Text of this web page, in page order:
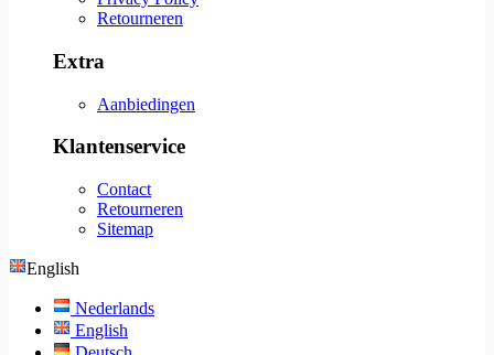
Retourneren
Extra
Aanbiedingen
Klantenservice
Contact
Retourneren
Sitemap
English
Nederlands
English